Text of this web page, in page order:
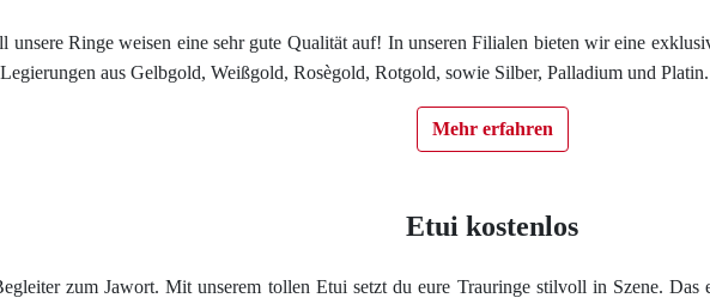
unsere Ringe weisen eine sehr gute Qualität auf! In unseren Filialen bieten wir eine
aus Gelbgold, Weißgold, Rosègold, Rotgold, sowie Silber, Palladium und
Mehr erfahren
Etui kostenlos
zum Jawort. Mit unserem tollen Etui setzt du eure Trauringe stilvoll in Szene.
Individuelle Trauringe
Ratgeber